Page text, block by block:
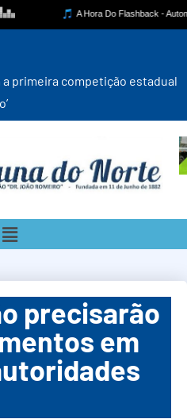
primeira competição estadual
precisarão
em